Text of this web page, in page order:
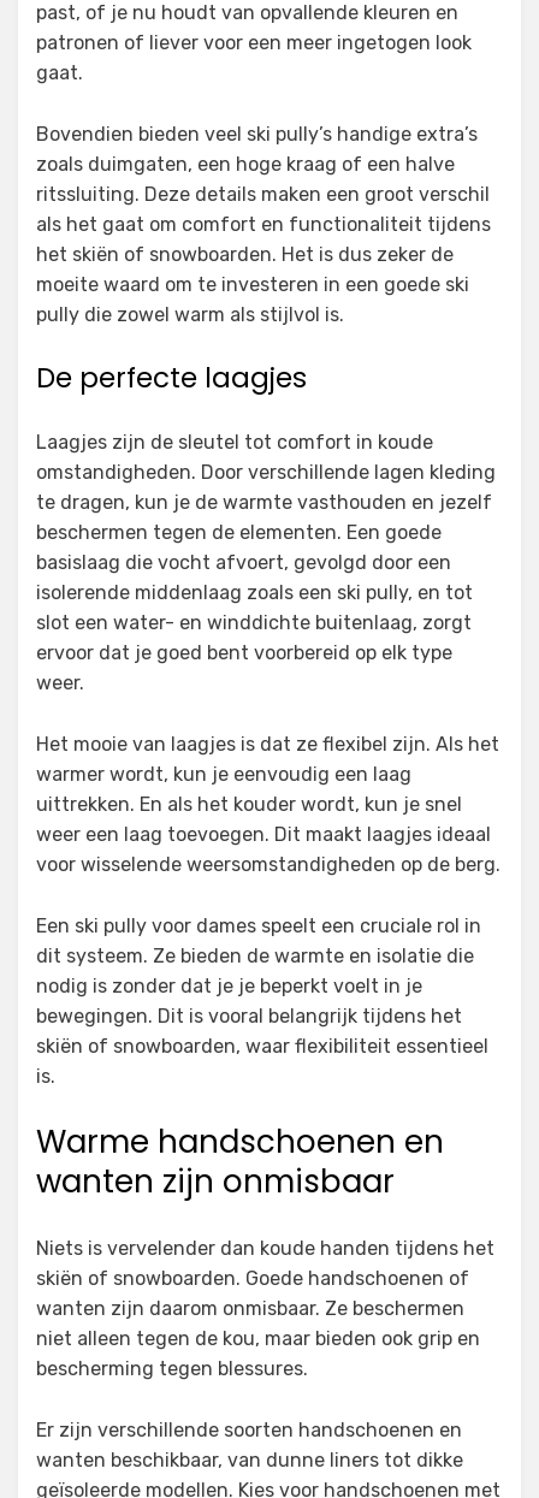
past, of je nu houdt van opvallende kleuren en
patronen of liever voor een meer ingetogen look
gaat.
Bovendien bieden veel ski pully’s handige extra’s
zoals duimgaten, een hoge kraag of een halve
ritssluiting. Deze details maken een groot verschil
als het gaat om comfort en functionaliteit tijdens
het skiën of snowboarden. Het is dus zeker de
moeite waard om te investeren in een goede ski
pully die zowel warm als stijlvol is.
De perfecte laagjes
Laagjes zijn de sleutel tot comfort in koude
omstandigheden. Door verschillende lagen kleding
te dragen, kun je de warmte vasthouden en jezelf
beschermen tegen de elementen. Een goede
basislaag die vocht afvoert, gevolgd door een
isolerende middenlaag zoals een ski pully, en tot
slot een water- en winddichte buitenlaag, zorgt
ervoor dat je goed bent voorbereid op elk type
weer.
Het mooie van laagjes is dat ze flexibel zijn. Als het
warmer wordt, kun je eenvoudig een laag
uittrekken. En als het kouder wordt, kun je snel
weer een laag toevoegen. Dit maakt laagjes ideaal
voor wisselende weersomstandigheden op de berg.
Een ski pully voor dames speelt een cruciale rol in
dit systeem. Ze bieden de warmte en isolatie die
nodig is zonder dat je je beperkt voelt in je
bewegingen. Dit is vooral belangrijk tijdens het
skiën of snowboarden, waar flexibiliteit essentieel
is.
Warme handschoenen en
wanten zijn onmisbaar
Niets is vervelender dan koude handen tijdens het
skiën of snowboarden. Goede handschoenen of
wanten zijn daarom onmisbaar. Ze beschermen
niet alleen tegen de kou, maar bieden ook grip en
bescherming tegen blessures.
Er zijn verschillende soorten handschoenen en
wanten beschikbaar, van dunne liners tot dikke
geïsoleerde modellen. Kies voor handschoenen met